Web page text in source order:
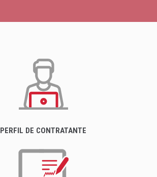
PERFIL DE CONTRATANTE